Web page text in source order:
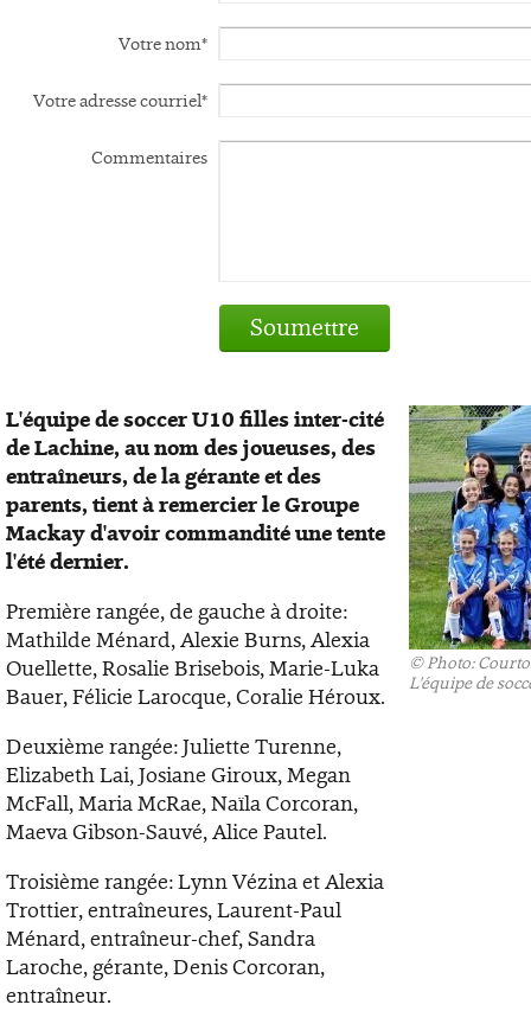
Votre nom*
Votre adresse courriel*
Commentaires
Soumettre
L'équipe de soccer U10 filles inter-cité
de Lachine, au nom des joueuses, des
entraîneurs, de la gérante et des
parents, tient à remercier le Groupe
Mackay d'avoir commandité une tente
l'été dernier.
©Photo:
L'équipe de
Première rangée, de gauche à droite:
Mathilde Ménard, Alexie Burns, Alexia
Ouellette, Rosalie Brisebois, Marie-Luka
Bauer, Félicie Larocque, Coralie Héroux.
Deuxième rangée: Juliette Turenne,
Elizabeth Lai, Josiane Giroux, Megan
McFall, Maria McRae, Naïla Corcoran,
Maeva Gibson-Sauvé, Alice Pautel.
Troisième rangée: Lynn Vézina et Alexia
Trottier, entraîneures, Laurent-Paul
Ménard, entraîneur-chef, Sandra
Laroche, gérante, Denis Corcoran,
entraîneur.